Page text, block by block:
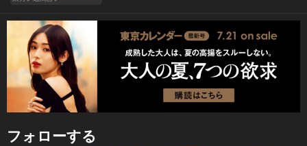
フォローする